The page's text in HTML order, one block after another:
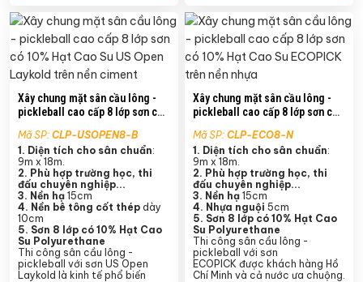
Xây chung mặt sân cầu lông -
pickleball cao cấp 8 lớp sơn có
Laykold trên nền ciment
Mã SP: CLP-USOPEN8-B
1. Diện tích cho sân chuẩn:
9m x 18m.
2. Phù hợp trường học, thi
đấu chuyên nghiệp...
3. Nền hạ 15cm
4. Nền bê tông cốt thép dày
10cm
5. Sơn 8 lớp có 10% Hạt Cao
Su Polyurethane
Thi công sân cầu lông -
pickleball với sơn US Open
Laykold là kinh tế phổ biến
Xây chung mặt sân cầu lông -
pickleball cao cấp 8 lớp sơn có
nền nhựa
Mã SP: CLP-ECO8-N
1. Diện tích cho sân chuẩn:
9m x 18m.
2. Phù hợp trường học, thi
đấu chuyên nghiệp...
3. Nền hạ 15cm
4. Nhựa nguội 5cm
5. Sơn 8 lớp có 10% Hạt Cao
Su Polyurethane
Thi công sân cầu lông -
pickleball với sơn
ECOPICK được khách hàng Hồ
Chí Minh và cả nước ưa chuộng.